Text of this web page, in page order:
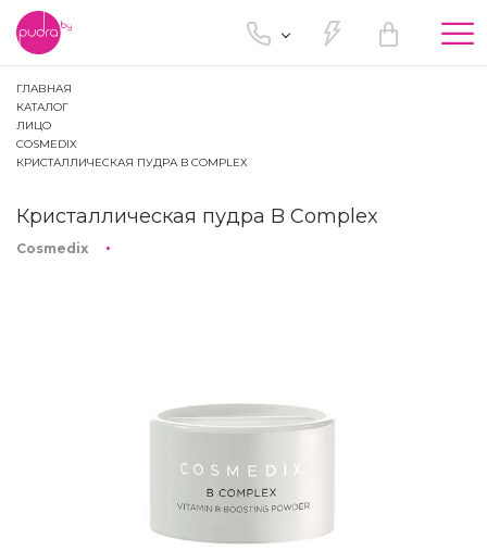
ГЛАВНАЯ
КАТАЛОГ
ЛИЦО
COSMEDIX
КРИСТАЛЛИЧЕСКАЯ ПУДРА B COMPLEX
Кристаллическая пудра B Complex
Cosmedix